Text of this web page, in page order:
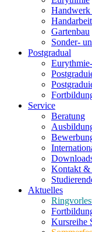
Handarbeit
Gartenbau
Sonder-
Postgradual
Service
Beratung
Kontakt &
Aktuelles
Kursreihe